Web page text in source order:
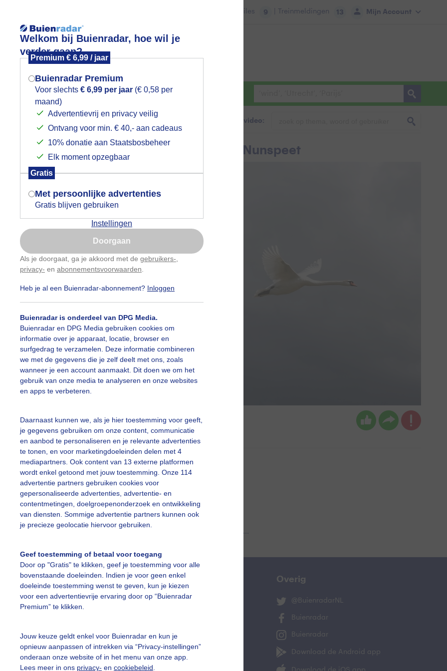
Welkom bij Buienradar, hoe wil je
verder gaan?
Premium € 6,99 / jaar
Buienradar Premium
Voor slechts € 6,99 per jaar (€ 0,58 per
maand)
Advertentievrij en privacy veilig
Ontvang voor min. € 40,- aan cadeaus
10% donatie aan Staatsbosbeheer
Elk moment opzegbaar
Gratis
Met persoonlijke advertenties
Gratis blijven gebruiken
Instellingen
Doorgaan
Als je doorgaat, ga je akkoord met de gebruikers-
privacy- en abonnementsvoorwaarden
Heb je al een Buienradar-abonnement? Inloggen
Buienradar is onderdeel van DPG Media.
Buienradar en DPG Media gebruiken cookies om
informatie over je apparaat, locatie, browser en
surfgedrag te verzamelen. Deze informatie combineren
we met de gegevens die je zelf deelt met ons, zoals
wanneer je een account aanmaakt. Dit doen we om het
gebruik van onze media te analyseren en onze websites
en apps te verbeteren.
Daarnaast kunnen we, als je hier toestemming voor geeft,
je gegevens gebruiken om onze content, communicatie
en aanbod te personaliseren en je relevante advertenties
te tonen, en voor marketingdoeleinden delen met 4
mediapartners. Ook content van 13 externe platformen
wordt enkel getoond met jouw toestemming. Onze 114
advertentie partners gebruiken cookies voor
gepersonaliseerde advertenties, advertentie- en
contentmetingen, doelgroepenonderzoek en ontwikkeling
van diensten. Sommige advertentie partners kunnen ook
je precieze geolocatie hiervoor gebruiken.
Geef toestemming of betaal voor toegang
Door op "Gratis" te klikken, geef je toestemming voor alle
bovenstaande doeleinden. Indien je voor geen enkel
doeleinde toestemming wenst te geven, kun je kiezen
voor een advertentievrije ervaring door op “Buienradar
Premium” te klikken.
Jouw keuze geldt enkel voor Buienradar en kun je
opnieuw aanpassen of intrekken via “Privacy-instellingen”
onderaan onze website of in het menu van onze app.
Lees meer in ons privacy- en cookiebeleid
Mijn Account
Files 9 | Treinmeldingen 13
Foto en video Weerzine
Zoeken in foto & video:
bij een dreigende lucht in Nunspeet
Regina Vastenhout Gemaakt: 10-06-2026, 143x bekeken
slideshow
vragen
Mijn weer
De Bilt
Overig
@BuienradarNL
Buienradar
Buienradar
Download de Android app
Mogen we je locatie gebruiken voor
het weer?
Indien je hier nog geen akkoord op hebt
gegeven, verschijnt er zo een pop-up uit
je browser waarin deze toestemming
gevraagd wordt.
Is goed, toon de popup
Nu niet, misschien later
Gebruik je Safari en wil je niet elke dag deze pop-up
Klikhierom dit aan te passen